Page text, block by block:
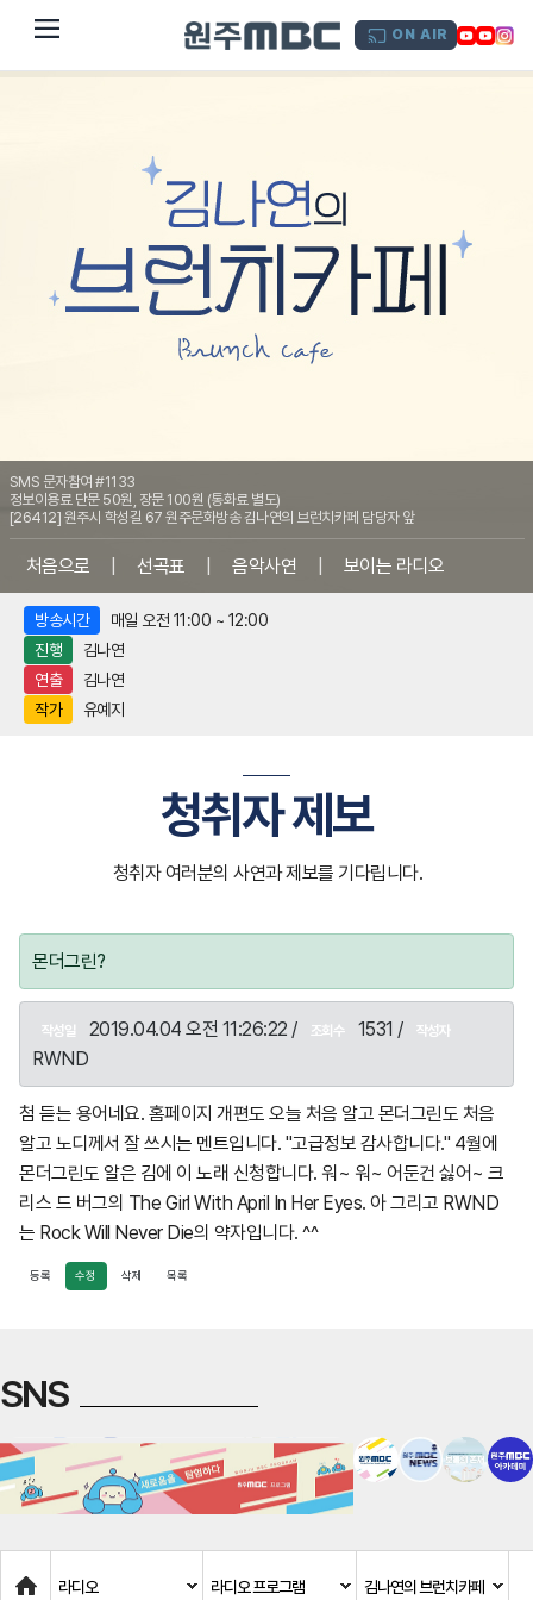
dehaze ON AIR
SMS 문자참여 #1133
정보이용료 단문 50원, 장문 100원 (통화료 별도)
[26412] 원주시 학성길 67 원주문화방송 김나연의 브런치카페 담당자 앞
처음으로 선곡표 음악사연 보이는 라디오
방송시간
매일 오전 11:00 ~ 12:00
진행
김나연
연출
김나연
작가
유예지
청취자 제보
청취자 여러분의 사연과 제보를 기다립니다.
몬더그린?
작성일 2019.04.04 오전 11:26:22 / 조회수 1531 / 작성자
RWND
첨 듣는 용어네요. 홈페이지 개편도 오늘 처음 알고 몬더그린도 처음
알고 노디께서 잘 쓰시는 멘트입니다. "고급정보 감사합니다." 4월에
몬더그린도 알은 김에 이 노래 신청합니다. 워~ 워~ 어둔건 싫어~ 크
리스 드 버그의 The Girl With April In Her Eyes. 아 그리고 RWND
는 Rock Will Never Die의 약자입니다. ^^
등록 수정 삭제 목록
SNS
Home
라디오 라디오 프로그램 김나연의 브런치카페